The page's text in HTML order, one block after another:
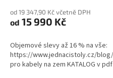
produktu
je
z
5
hvězdiček.
od 19 347,90 Kč včetně DPH
od 15 990 Kč
Objemové slevy až 16 % na vše:
https://www.jednacistoly.cz/
pro kabely na zem KATALOG v